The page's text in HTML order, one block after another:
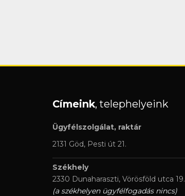
Címeink, telephelyeink
Ügyfélszolgálat, raktár
2131 Göd, Pesti út 21.
Székhely
2330 Dunaharaszti, Vörösföld utca 19.
(a székhelyen ügyfélfogadás nincs)